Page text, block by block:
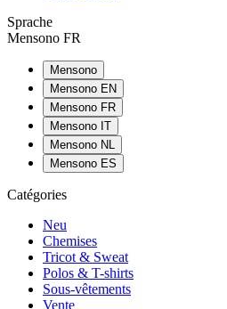
Sprache
Mensono FR
Mensono
Mensono EN
Mensono FR
Mensono IT
Mensono NL
Mensono ES
Catégories
Neu
Chemises
Tricot & Sweat
Polos & T-shirts
Sous-vêtements
Vente